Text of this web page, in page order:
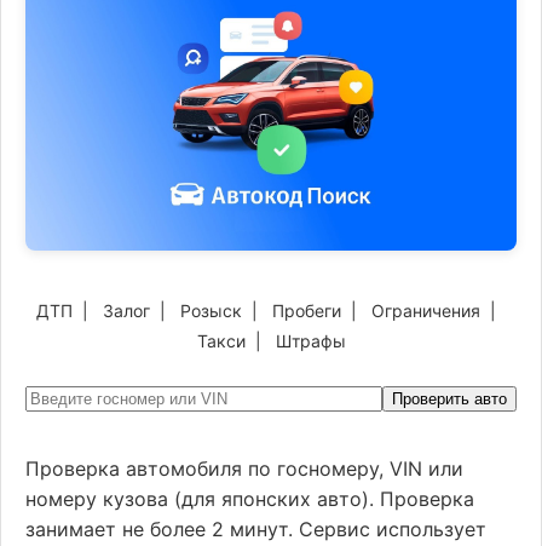
ДТП Залог Розыск Пробеги Ограничения
Такси| Штрафы
Проверить авто
Проверка автомобиля по госномеру, VIN или
номеру кузова (для японских авто). Проверка
занимает не более 2 минут. Сервис использует